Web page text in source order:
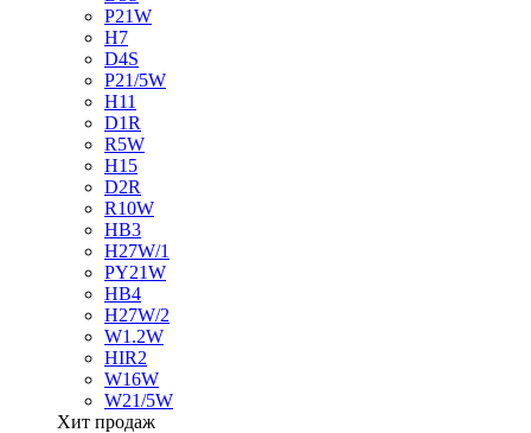
P21W
H7
D4S
P21/5W
H11
D1R
R5W
H15
D2R
R10W
HB3
H27W/1
PY21W
HB4
H27W/2
W1.2W
HIR2
W16W
W21/5W
Хит продаж